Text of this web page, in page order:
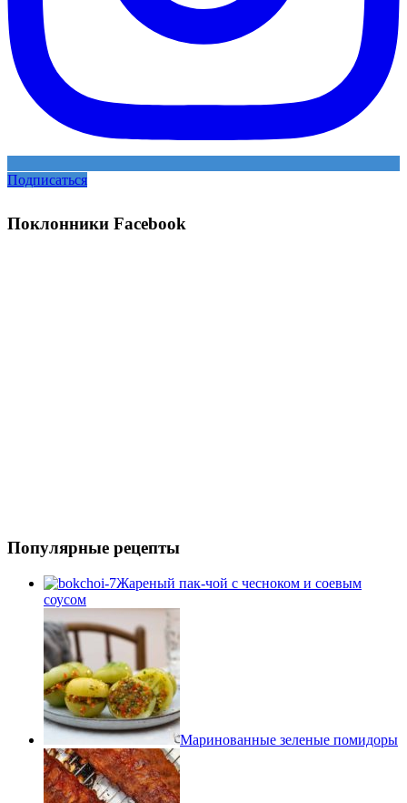
Подписаться
Поклонники Facebook
Популярные рецепты
Жареный пак-чой с чесноком и соевым
соусом
Маринованные зеленые помидоры